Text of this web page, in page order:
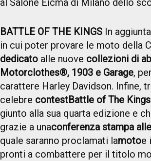
al Salone Eicma di Milano dello
BATTLE OF THE KINGS In
in cui poter provare le moto della
dedicato alle nuove collezioni di
Motorclothes®, 1903 e Garage,
carattere Harley Davidson. Infine,
celebre contestBattle of The Kings
giunto alla sua quarta edizione e
grazie a unaconferenza stampa
quale saranno proclamati lamotoe
pronti a combattere per il titolo